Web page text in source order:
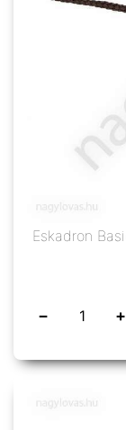
Eskadron
− +